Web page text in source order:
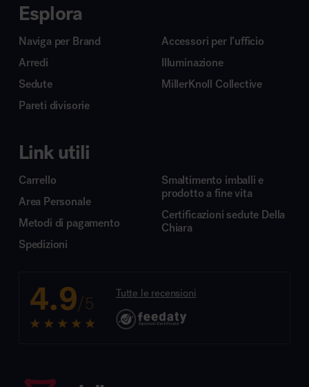
Esplora
Naviga per Brand
Arredi
Sedute
Pareti divisorie
Accessori per l’ufficio
Illuminazione
MillerKnoll Collective
Link utili
Carrello
Area Personale
Metodi di pagamento
Spedizioni
Smaltimento imballi e
prodotto a fine vita
Certificazioni sedute Della
Chiara
4.9/5 Tutte le recensioni